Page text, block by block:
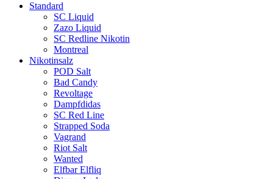
Standard
SC Liquid
Zazo Liquid
SC Redline Nikotin
Montreal
Nikotinsalz
POD Salt
Bad Candy
Revoltage
Dampfdidas
SC Red Line
Strapped Soda
Vagrand
Riot Salt
Wanted
Elfbar Elfliq